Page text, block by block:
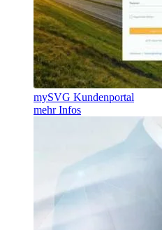
mySVG Kundenportal
mehr Infos